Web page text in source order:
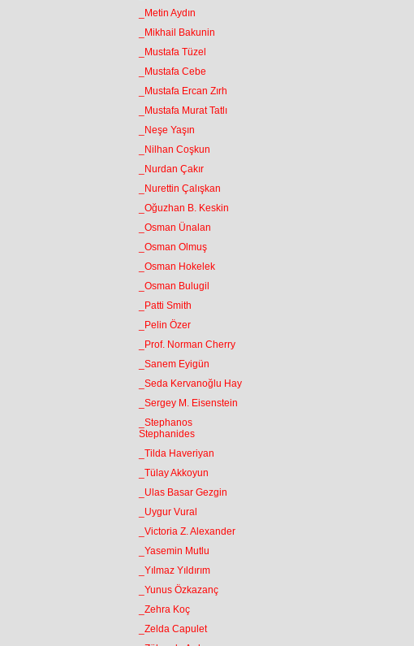
_Metin Aydın
_Mikhail Bakunin
_Mustafa Tüzel
_Mustafa Cebe
_Mustafa Ercan Zırh
_Mustafa Murat Tatlı
_Neşe Yaşın
_Nilhan Coşkun
_Nurdan Çakır
_Nurettin Çalışkan
_Oğuzhan B. Keskin
_Osman Ünalan
_Osman Olmuş
_Osman Hokelek
_Osman Bulugil
_Patti Smith
_Pelin Özer
_Prof. Norman Cherry
_Sanem Eyigün
_Seda Kervanoğlu Hay
_Sergey M. Eisenstein
_Stephanos
Stephanides
_Tilda Haveriyan
_Tülay Akkoyun
_Ulas Basar Gezgin
_Uygur Vural
_Victoria Z. Alexander
_Yasemin Mutlu
_Yılmaz Yıldırım
_Yunus Özkazanç
_Zehra Koç
_Zelda Capulet